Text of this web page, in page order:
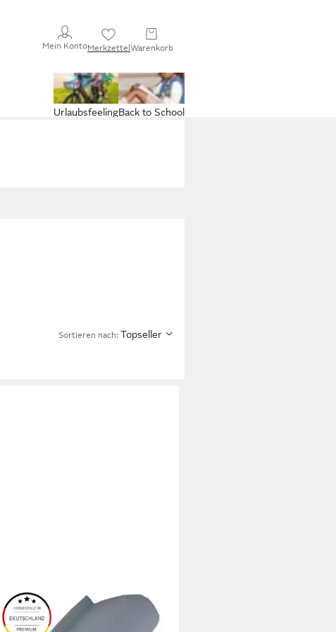
Mein KontoMerkzettelWarenkorb
Back to School
Urlaubsfeeling
Sortieren nach: Topseller
EINFACH DICHTUNGEN
Türdichtband Zargendichtung I 5m ►
Dichtung Türe